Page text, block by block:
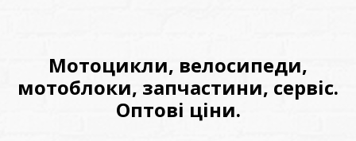
Оптові
ціни.
Мотоцикли, велосипеди,
мотоблоки, запчастини, сервіс.
Оптові ціни.